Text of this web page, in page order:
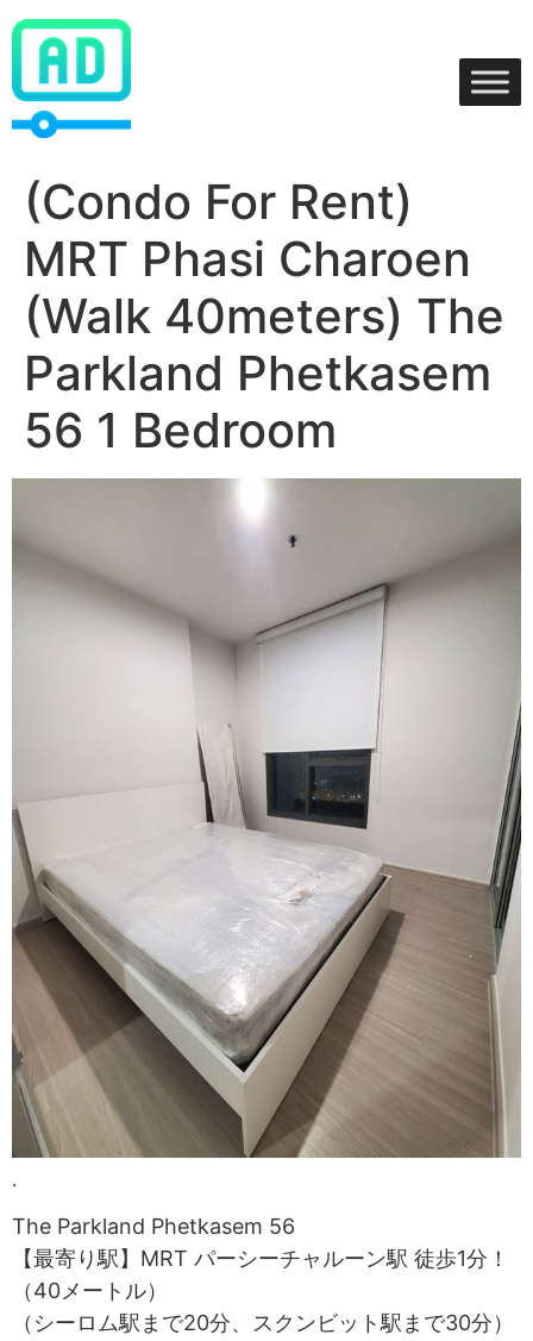
Skip
content
(Condo For Rent)
MRT Phasi Charoen
(Walk 40meters) The
Parkland Phetkasem
56 1 Bedroom
.
The Parkland Phetkasem 56
【最寄り駅】MRT パーシーチャルーン駅 徒歩1分！
（40メートル）
（シーロム駅まで20分、スクンビット駅まで30分）